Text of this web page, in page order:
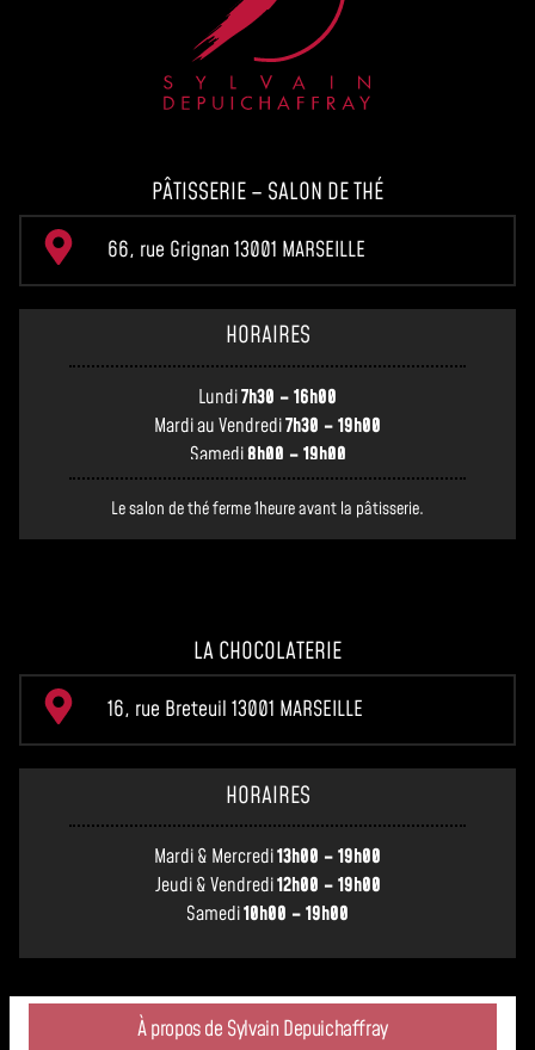
PÂTISSERIE – SALON DE THÉ
66, rue Grignan 13001 MARSEILLE
HORAIRES
Lundi7h30 – 16h00
Mardi au Vendredi7h30 – 19h00
Samedi8h00 – 19h00
Le salon de thé ferme 1heure avant la pâtisserie.
LA CHOCOLATERIE
16, rue Breteuil 13001 MARSEILLE
HORAIRES
Mardi & Mercredi13h00 – 19h00
Jeudi & Vendredi12h00 – 19h00
Samedi10h00 – 19h00
À propos de Sylvain Depuichaffray